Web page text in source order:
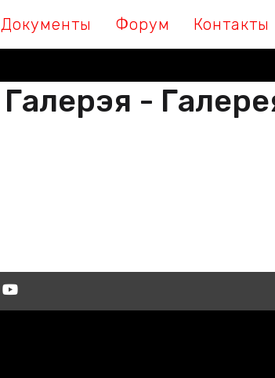
Документы Форум Контакты
Галерэя -